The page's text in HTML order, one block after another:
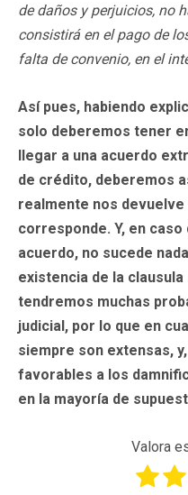
de daños y perjuicios, no
consistirá en el pago de
falta de convenio, en el
Así pues, habiendo
solo deberemos tener
llegar a una acuerdo
de crédito, deberemos
realmente nos devuelve
corresponde. Y, en caso
acuerdo, no sucede
existencia de la
tendremos muchas
judicial, por lo que en
siempre son extensas,
favorables a los
en la mayoría de
Valora